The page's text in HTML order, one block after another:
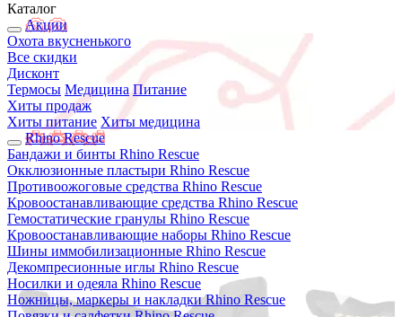
Каталог
Акции
Охота вкусненького
Все скидки
Дисконт
Термосы Медицина Питание
Хиты продаж
Хиты питание Хиты медицина
Rhino Rescue
Бандажи и бинты Rhino Rescue
Окклюзионные пластыри Rhino Rescue
Противоожоговые средства Rhino Rescue
Кровоостанавливающие средства Rhino Rescue
Гемостатические гранулы Rhino Rescue
Кровоостанавливающие наборы Rhino Rescue
Шины иммобилизационные Rhino Rescue
Декомпресионные иглы Rhino Rescue
Носилки и одеяла Rhino Rescue
Ножницы, маркеры и накладки Rhino Rescue